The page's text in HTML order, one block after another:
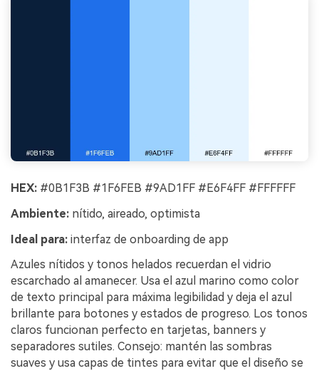
HEX: #0B1F3B #1F6FEB #9AD1FF #E6F4FF #FFFFFF
Ambiente: nítido, aireado, optimista
Ideal para: interfaz de onboarding de app
Azules nítidos y tonos helados recuerdan el vidrio
escarchado al amanecer. Usa el azul marino como color
de texto principal para máxima legibilidad y deja el azul
brillante para botones y estados de progreso. Los tonos
claros funcionan perfecto en tarjetas, banners y
separadores sutiles. Consejo: mantén las sombras
suaves y usa capas de tintes para evitar que el diseño se